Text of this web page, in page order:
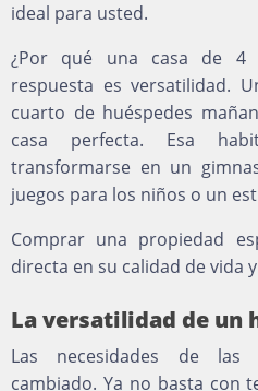
ideal para usted.
¿Por qué una casa de 4
respuesta es versatilidad.
cuarto de huéspedes
casa perfecta. Esa
transformarse en un
juegos para los niños o un
Comprar una propiedad
directa en su calidad de vida
La versatilidad de un
Las necesidades de las
cambiado. Ya no basta con